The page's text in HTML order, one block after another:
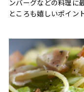
ンバーグなどの料理に
ところも嬉しいポイント